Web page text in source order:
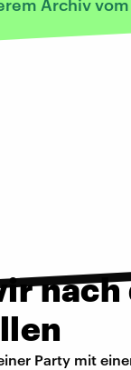
Archiv
nach
Party mit